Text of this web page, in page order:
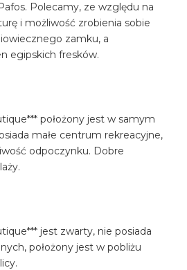
Polecamy, ze względu na
i możliwość zrobienia sobie
zamku, a
egipskich fresków.
położony jest w samym
małe centrum rekreacyjne,
odpoczynku. Dobre
jest zwarty, nie posiada
położony jest w pobliżu